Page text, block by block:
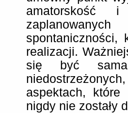
amatorskość i
spontaniczności,
realizacji.
się być
aspektach, które
nigdy nie zostały